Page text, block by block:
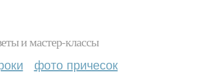
и мастер-классы
фото причесок